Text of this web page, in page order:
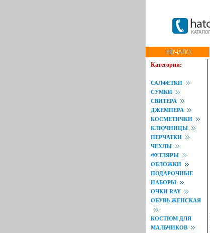
Категории:
САЛФЕТКИ
СУМКИ
СВИТЕРА
ДЖЕМПЕРА
КОСМЕТИЧКИ
КЛЮЧНИЦЫ
ПЕРЧАТКИ
ЧЕХЛЫ
ФУТЛЯРЫ
ОБЛОЖКИ
ПОДАРОЧНЫЕ
НАБОРЫ
ОЧКИ RAY
ОБУВЬ ЖЕНСКАЯ
КОСТЮМ ДЛЯ
МАЛЬЧИКОВ